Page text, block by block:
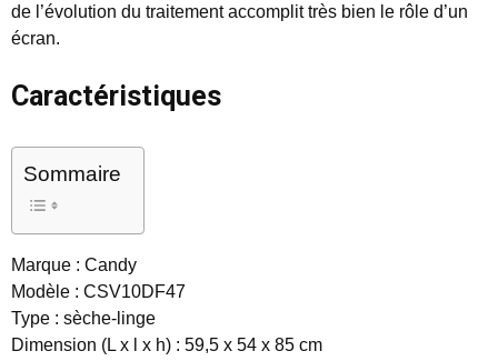
de l’évolution du traitement accomplit très bien le rôle d’un
écran.
Caractéristiques
Sommaire
Marque : Candy
Modèle : CSV10DF47
Type : sèche-linge
Dimension (L x l x h) : 59,5 x 54 x 85 cm